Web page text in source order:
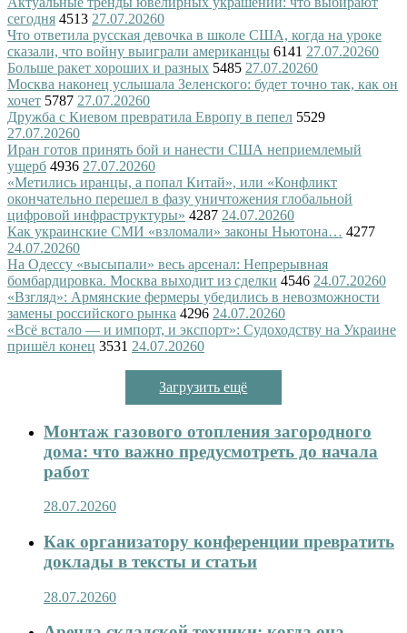
сегодня 4513 27.07.20260
Что ответила русская девочка в школе США, когда на уроке
сказали, что войну выиграли американцы 6141 27.07.20260
Больше ракет хороших и разных 5485 27.07.20260
Москва наконец услышала Зеленского: будет точно так, как он
хочет 5787 27.07.20260
Дружба с Киевом превратила Европу в пепел 5529
27.07.20260
Иран готов принять бой и нанести США неприемлемый
ущерб 4936 27.07.20260
«Метились иранцы, а попал Китай», или «Конфликт
окончательно перешел в фазу уничтожения глобальной
цифровой инфраструктуры» 4287 24.07.20260
Как украинские СМИ «взломали» законы Ньютона… 4277
24.07.20260
На Одессу «высыпали» весь арсенал: Непрерывная
бомбардировка. Москва выходит из сделки 4546 24.07.20260
«Взгляд»: Армянские фермеры убедились в невозможности
замены российского рынка 4296 24.07.20260
«Всё встало — и импорт, и экспорт»: Судоходству на Украине
пришёл конец 3531 24.07.20260
Загрузить ещё
Монтаж газового отопления загородного
дома: что важно предусмотреть до начала
работ
28.07.20260
Как организатору конференции превратить
доклады в тексты и статьи
28.07.20260